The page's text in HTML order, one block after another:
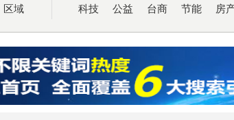
区域 科技 公益 台商 节能 房